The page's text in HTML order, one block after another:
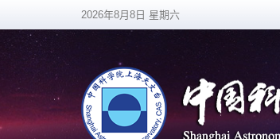
2026年8月8日 星期六